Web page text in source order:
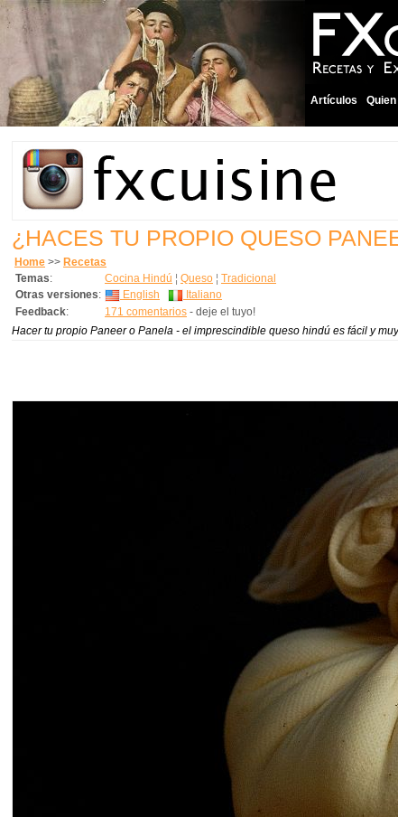
Artículos
¿HACES TU PROPIO QUESO
Home >> Recetas
Temas: Cocina Hindú ¦ Queso ¦ Tradicional
Otras versiones: English
Italiano
Feedback: 171 comentarios - deje el tuyo!
Hacer tu propio Paneer o Panela - el imprescindible queso hindú es fácil y